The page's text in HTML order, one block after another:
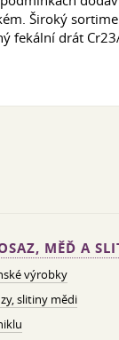
Široký
fekální drát
MĚĎ A
výrobky
slitiny mědi